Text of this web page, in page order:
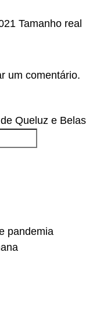
Tamanho real
um comentário.
Queluz e Belas
pandemia